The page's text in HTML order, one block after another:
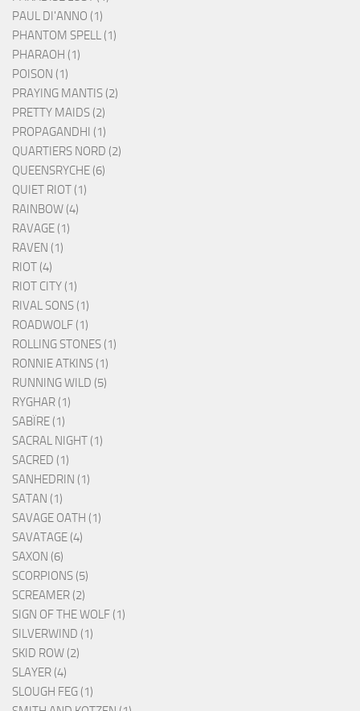
PAUL DI'ANNO (1)
PHANTOM SPELL (1)
PHARAOH (1)
POISON (1)
PRAYING MANTIS (2)
PRETTY MAIDS (2)
PROPAGANDHI (1)
QUARTIERS NORD (2)
QUEENSRYCHE (6)
QUIET RIOT (1)
RAINBOW (4)
RAVAGE (1)
RAVEN (1)
RIOT (4)
RIOT CITY (1)
RIVAL SONS (1)
ROADWOLF (1)
ROLLING STONES (1)
RONNIE ATKINS (1)
RUNNING WILD (5)
RYGHAR (1)
SABÏRE (1)
SACRAL NIGHT (1)
SACRED (1)
SANHEDRIN (1)
SATAN (1)
SAVAGE OATH (1)
SAVATAGE (4)
SAXON (6)
SCORPIONS (5)
SCREAMER (2)
SIGN OF THE WOLF (1)
SILVERWIND (1)
SKID ROW (2)
SLAYER (4)
SLOUGH FEG (1)